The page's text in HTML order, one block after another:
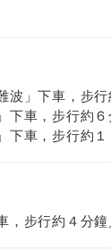
波」下車，步行
下車，步行約６
下車，步行約
，步行約４分